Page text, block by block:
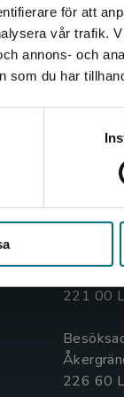
för att
vår trafik.
annons- och
som du har
Det
en enhet
utanför
221 00